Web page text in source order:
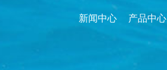
新闻中心 产品中心